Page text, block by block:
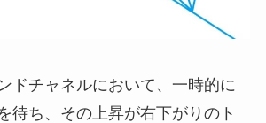
ドチャネルにおいて、一時的に
待ち、その上昇が右下がりのト